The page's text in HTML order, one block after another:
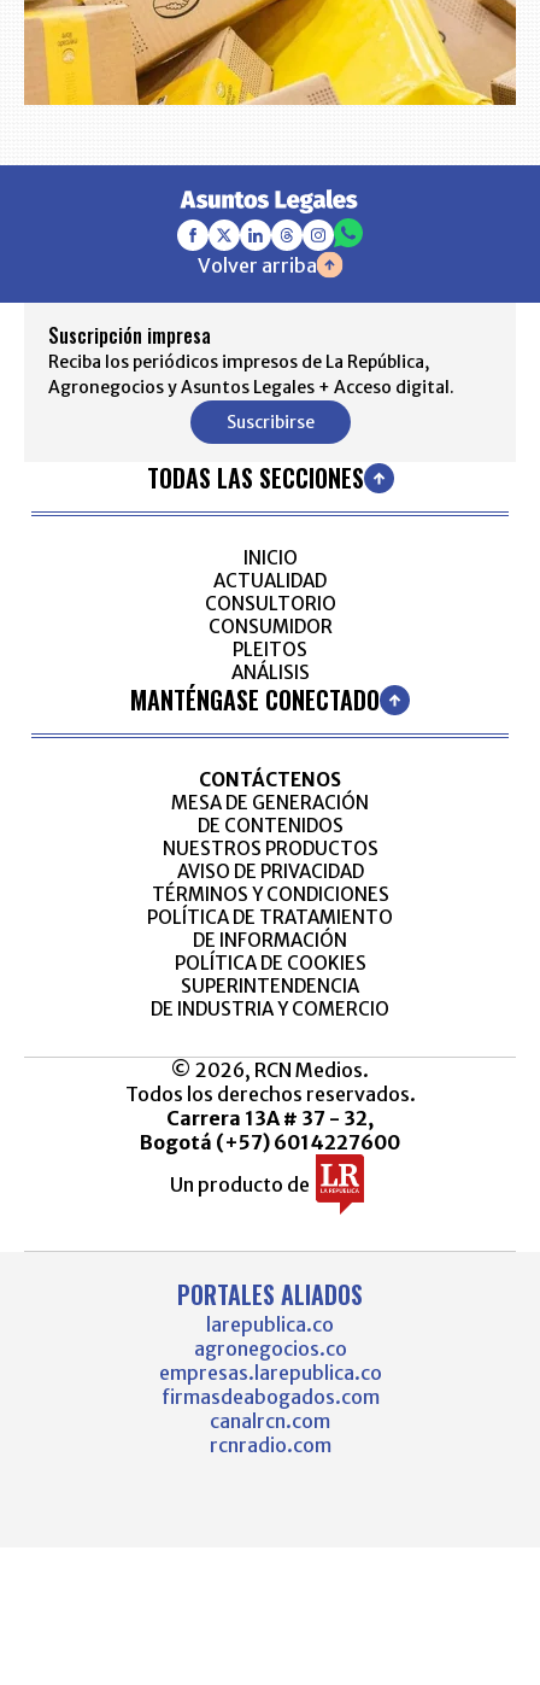
Volver arriba
Suscripción impresa
Reciba los periódicos impresos de La República,
Agronegocios y Asuntos Legales + Acceso digital.
Suscribirse
TODAS LAS SECCIONES
INICIO
ACTUALIDAD
CONSULTORIO
CONSUMIDOR
PLEITOS
ANÁLISIS
MANTÉNGASE CONECTADO
CONTÁCTENOS
MESA DE GENERACIÓN
DE CONTENIDOS
NUESTROS PRODUCTOS
AVISO DE PRIVACIDAD
TÉRMINOS Y CONDICIONES
POLÍTICA DE TRATAMIENTO
DE INFORMACIÓN
POLÍTICA DE COOKIES
SUPERINTENDENCIA
DE INDUSTRIA Y COMERCIO
© 2026, RCN Medios.
Todos los derechos reservados.
Carrera 13A # 37 - 32,
Bogotá (+57) 6014227600
Un producto de
PORTALES ALIADOS
larepublica.co
agronegocios.co
empresas.larepublica.co
firmasdeabogados.com
canalrcn.com
rcnradio.com